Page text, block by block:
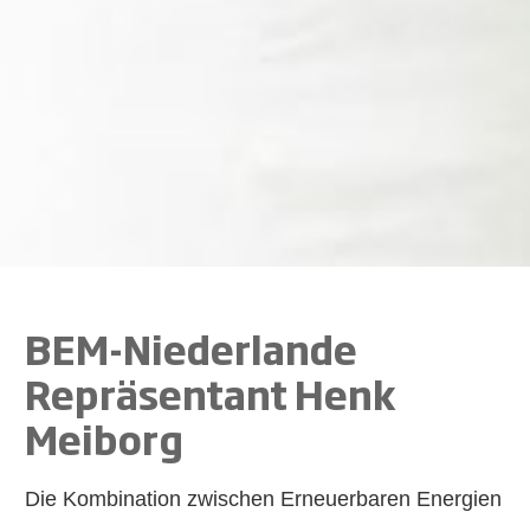
BEM-Niederlande
Repräsentant Henk
Meiborg
Die Kombination zwischen Erneuerbaren Energien